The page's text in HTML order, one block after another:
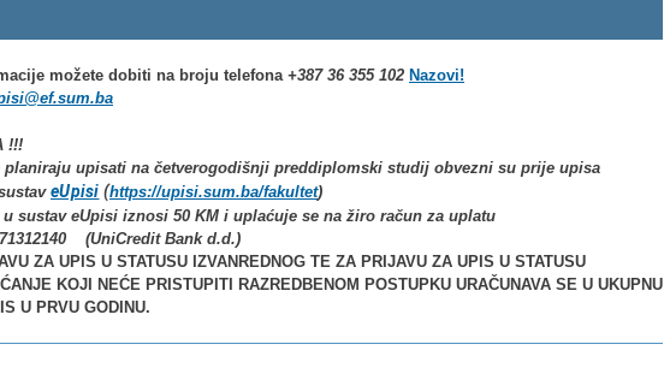
možete dobiti na broju telefona +387 36 355 102 Nazovi!
!!!
upisati na četverogodišnji preddiplomski studij obvezni su prije upisa
eUpisi (https://upisi.sum.ba/fakultet)
sustav eUpisi iznosi 50 KM i uplaćuje se na žiro račun za uplatu
(UniCredit Bank d.d.)
ZA UPIS U STATUSU IZVANREDNOG TE ZA PRIJAVU ZA UPIS U STATUSU
KOJI NEĆE PRISTUPITI RAZREDBENOM POSTUPKU URAČUNAVA SE U UKUPNU
U PRVU GODINU.